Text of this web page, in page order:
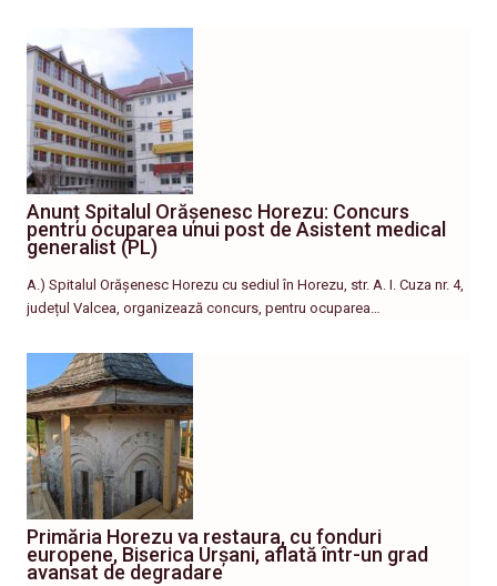
Anunț Spitalul Orășenesc Horezu: Concurs
pentru ocuparea unui post de Asistent medical
generalist (PL)
A.) Spitalul Orășenesc Horezu cu sediul în Horezu, str. A. I. Cuza nr. 4,
județul Valcea, organizează concurs, pentru ocuparea…
Primăria Horezu va restaura, cu fonduri
europene, Biserica Urșani, aflată într-un grad
avansat de degradare